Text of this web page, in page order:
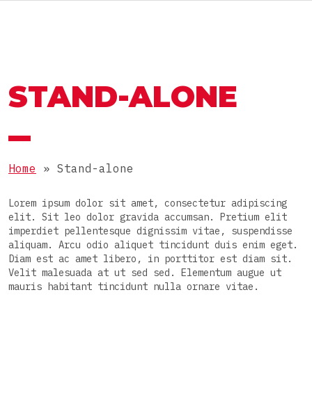
SETTORE
Cosmetico
Chimico
Granulari
Densi
Liquidi
CONFEZIONI
Stick pack
Buste 3 saldature
LINEE COMPLETE
IL GRUPPO OMAG
STAND-ALONE
Home » Stand-alone
Lorem ipsum dolor sit amet, consectetur adipiscing
elit. Sit leo dolor gravida accumsan. Pretium elit
imperdiet pellentesque dignissim vitae, suspendisse
aliquam. Arcu odio aliquet tincidunt duis enim eget.
Diam est ac amet libero, in porttitor est diam sit.
Velit malesuada at ut sed sed. Elementum augue ut
mauris habitant tincidunt nulla ornare vitae.